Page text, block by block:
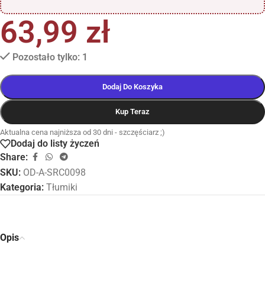
63,99 zł
Pozostało tylko: 1
Dodaj Do Koszyka
Kup Teraz
Aktualna cena najniższa od 30 dni - szczęściarz ;)
Dodaj do listy życzeń
Share:
SKU: OD-A-SRC0098
Kategoria: Tłumiki
Opis